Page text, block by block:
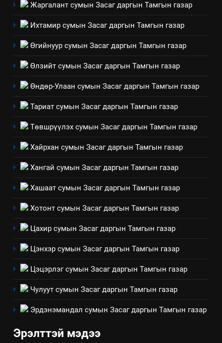
технологийн хүн, мал, амьтны
үзүүлэх буюу үзүүлж байгаа
нөлөөллийн талаарх
Нээлттэй засгийн түншлэл
НЭЭЛТТЭЙ ЗАСГИЙН ТҮНШЛЭЛ
“БИД ИРГЭДЭЭ СОНСОЖ,
БАЙГУУЛНА
3
ТАЗ-ЫН САЛБАР ЗӨВЛӨЛ
4
Архангай аймаг дахь салбар
зөвлөлийн 2025 оны үйл
ажиллагааны жилийн
төлөвлөгөө
ТАЗ-ЫН САЛБАР ЗӨВЛӨЛ
5
“Шинэтгэлээр түүчээлсэн
зохион байгуулах арга
ТАЗ-ЫН САЛБАР ЗӨВЛӨЛ
6
Жаргалант сумын Засаг даргын Тамгын газар
Ихтамир сумын Засаг даргын Тамгын газар
Өгийнуур сумын Засаг даргын Тамгын газар
Өлзийт сумын Засаг даргын Тамгын газар
Өндөр-Улаан сумын Засаг даргын Тамгын газар
Тариат сумын Засаг даргын Тамгын газар
Төвшрүүлэх сумын Засаг даргын Тамгын газар
Хайрхан сумын Засаг даргын Тамгын газар
Хангай сумын Засаг даргын Тамгын газар
Хашаат сумын Засаг даргын Тамгын газар
Хотонт сумын Засаг даргын Тамгын газар
Цахир сумын Засаг даргын Тамгын газар
Цэнхэр сумын Засаг даргын Тамгын газар
Цэцэрлэг сумын Засаг даргын Тамгын газар
Чулуут сумын Засаг даргын Тамгын газар
Эрдэнэмандал сумын Засаг даргын Тамгын газар
Эрэлттэй мэдээ